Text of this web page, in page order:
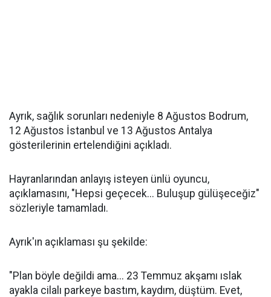
Ayrık, sağlık sorunları nedeniyle 8 Ağustos Bodrum,
12 Ağustos İstanbul ve 13 Ağustos Antalya
gösterilerinin ertelendiğini açıkladı.
Hayranlarından anlayış isteyen ünlü oyuncu,
açıklamasını, "Hepsi geçecek... Buluşup gülüşeceğiz"
sözleriyle tamamladı.
Ayrık'ın açıklaması şu şekilde:
"Plan böyle değildi ama... 23 Temmuz akşamı ıslak
ayakla cilalı parkeye bastım, kaydım, düştüm. Evet,